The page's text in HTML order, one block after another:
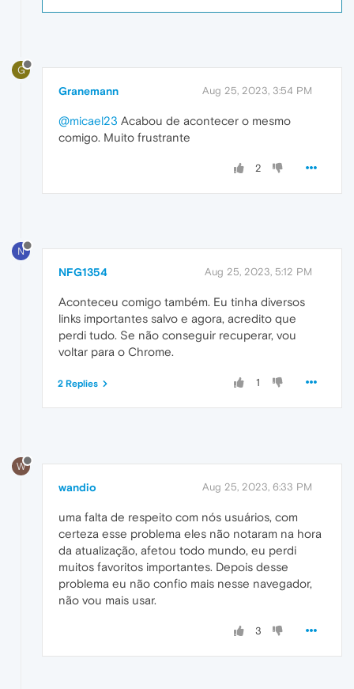
G
Granemann Aug 25, 2023, 3:54 PM
@micael23 Acabou de acontecer o mesmo
comigo. Muito frustrante
2
N
NFG1354 Aug 25, 2023, 5:12 PM
Aconteceu comigo também. Eu tinha diversos
links importantes salvo e agora, acredito que
perdi tudo. Se não conseguir recuperar, vou
voltar para o Chrome.
1
2 Replies
W
wandio Aug 25, 2023, 6:33 PM
uma falta de respeito com nós usuários, com
certeza esse problema eles não notaram na hora
da atualização, afetou todo mundo, eu perdi
muitos favoritos importantes. Depois desse
problema eu não confio mais nesse navegador,
não vou mais usar.
3